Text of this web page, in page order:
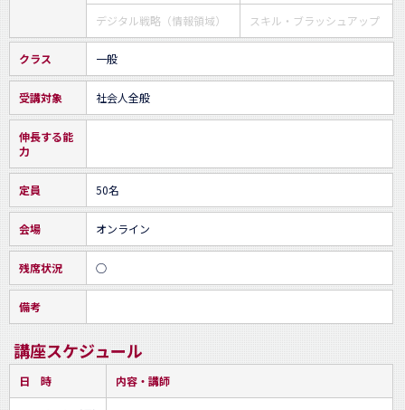
デジタル戦略（情報領域） スキル・ブラッシュアップ
クラス 一般
受講対象 社会人全般
伸長する能
力
定員 50名
会場 オンライン
残席状況 ○
備考
講座スケジュール
日 時 内容・講師